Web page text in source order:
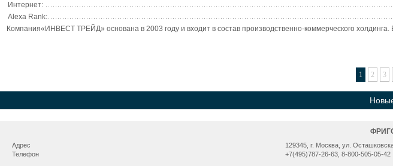
Интернет:
Alexa Rank:
Компания«ИНВЕСТ ТРЕЙД» основана в 2003 году и входит в состав производственно-коммерческого
1 2 3
Адрес
129345, г. Москва, ул.
Телефон
+7(495)787-26-63, 8-800-505-05-42